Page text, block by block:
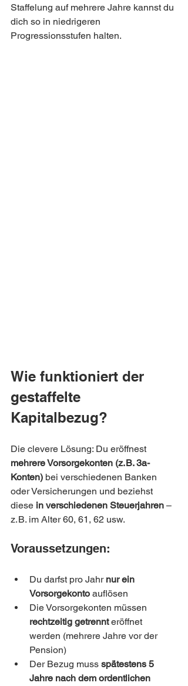
Staffelung auf mehrere Jahre kannst du
dich so in niedrigeren
Progressionsstufen halten.
Wie funktioniert der
gestaffelte
Kapitalbezug?
Die clevere Lösung: Du eröffnest
mehrere Vorsorgekonten (z. B. 3a-
Konten) bei verschiedenen Banken
oder Versicherungen und beziehst
diese in verschiedenen Steuerjahren –
z. B. im Alter 60, 61, 62 usw.
Voraussetzungen:
Du darfst pro Jahr nur ein
Vorsorgekonto auflösen
Die Vorsorgekonten müssen
rechtzeitig getrennt eröffnet
werden (mehrere Jahre vor der
Pension)
Der Bezug muss spätestens 5
Jahre nach dem ordentlichen